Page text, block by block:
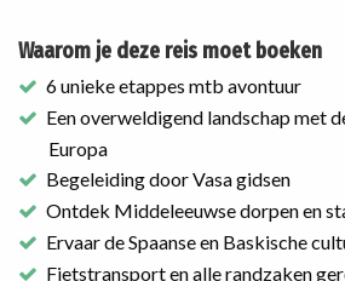
Waarom je deze reis moet boeken
6 unieke etappes mtb avontuur
Een overweldigend landschap met
Europa
Begeleiding door Vasa gidsen
Ontdek Middeleeuwse dorpen en
Ervaar de Spaanse en Baskische
Fietstransport en alle randzaken